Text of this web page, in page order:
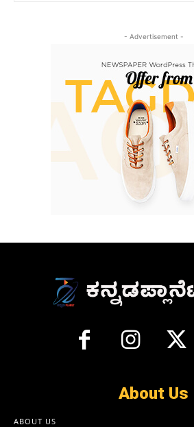
- Advertisement -
About Us
ABOUT US